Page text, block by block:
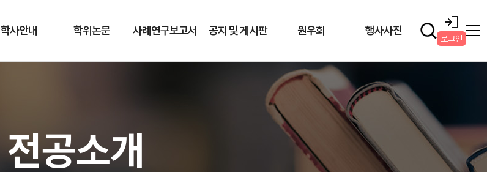
학사안내 학위논문 사례연구보고서 공지 및 게시판 원우회 행사사진
로그인
전공소개